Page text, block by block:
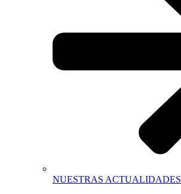
NUESTRAS ACTUALIDADES